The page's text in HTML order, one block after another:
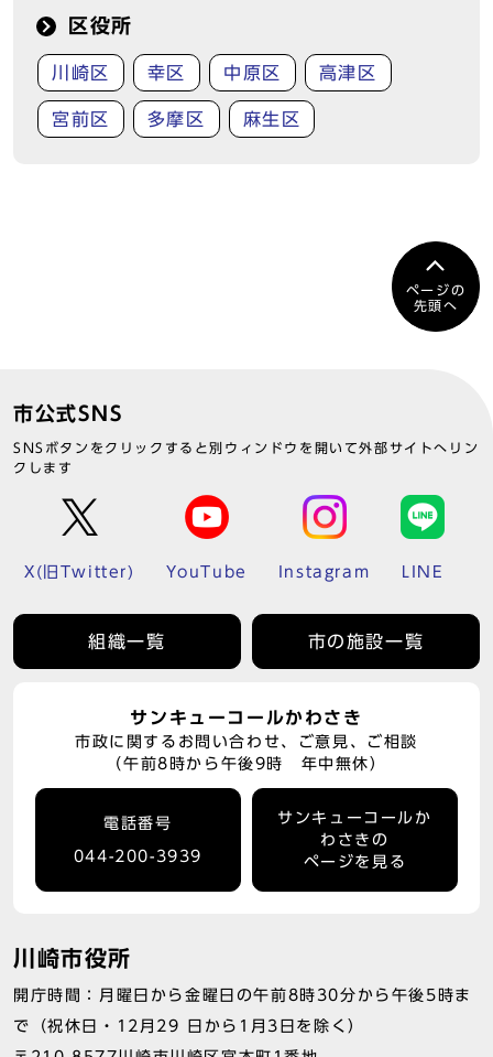
区役所
川崎区 幸区 中原区 高津区
宮前区 多摩区 麻生区
ページの
先頭へ
市公式SNS
SNSボタンをクリックすると別ウィンドウを開いて外部サイトへリン
クします
X(旧Twitter) YouTube Instagram LINE
組織一覧 市の施設一覧
サンキューコールかわさき
市政に関するお問い合わせ、ご意見、ご相談
（午前8時から午後9時 年中無休）
電話番号
044-200-3939
サンキューコールか
わさきの
ページを見る
川崎市役所
開庁時間：月曜日から金曜日の午前8時30分から午後5時ま
で（祝休日・12月29 日から1月3日を除く）